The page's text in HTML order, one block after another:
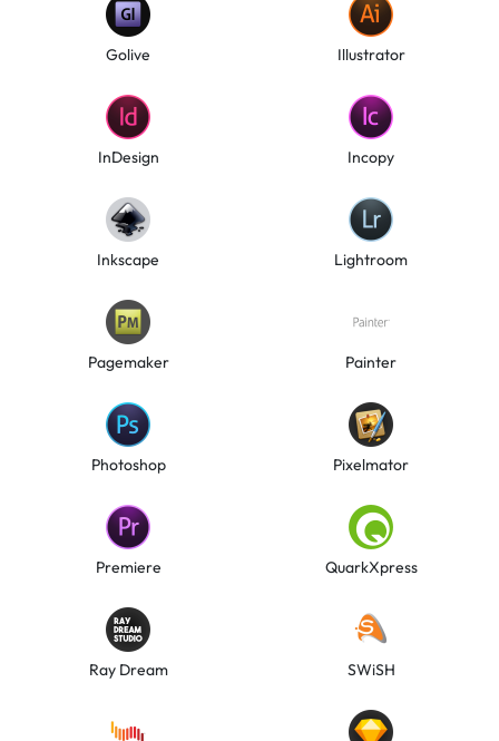
Golive Illustrator
InDesign Incopy
Inkscape Lightroom
Pagemaker Painter
Photoshop Pixelmator
Premiere QuarkXpress
Ray Dream SWiSH